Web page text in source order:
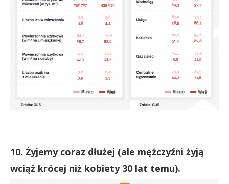
10. Żyjemy coraz dłużej (ale mężczyźni żyją
wciąż krócej niż kobiety 30 lat temu).